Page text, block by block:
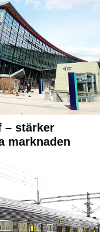
– stärker
marknaden